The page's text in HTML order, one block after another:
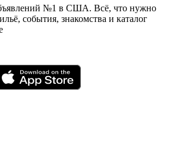
№1 в США. Всё, что нужно
события, знакомства и каталог